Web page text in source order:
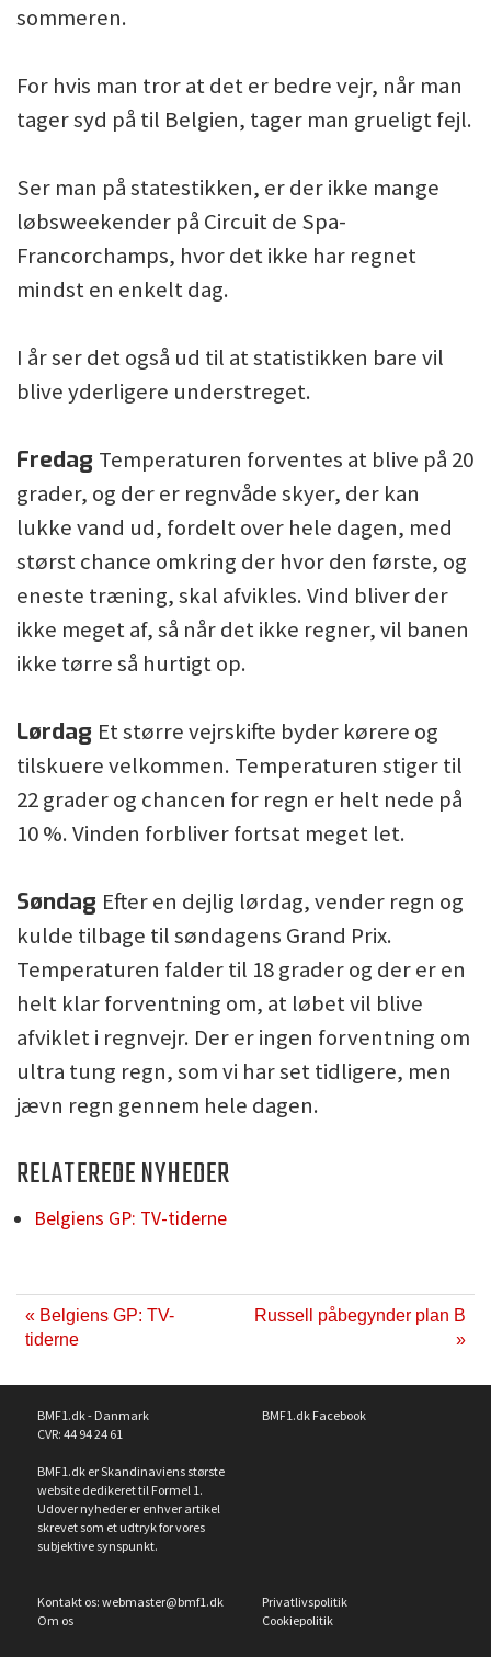
sommeren.
For hvis man tror at det er bedre vejr, når man
tager syd på til Belgien, tager man grueligt fejl.
Ser man på statestikken, er der ikke mange
løbsweekender på Circuit de Spa-
Francorchamps, hvor det ikke har regnet
mindst en enkelt dag.
I år ser det også ud til at statistikken bare vil
blive yderligere understreget.
Fredag Temperaturen forventes at blive på 20
grader, og der er regnvåde skyer, der kan
lukke vand ud, fordelt over hele dagen, med
størst chance omkring der hvor den første, og
eneste træning, skal afvikles. Vind bliver der
ikke meget af, så når det ikke regner, vil banen
ikke tørre så hurtigt op.
Lørdag Et større vejrskifte byder kørere og
tilskuere velkommen. Temperaturen stiger til
22 grader og chancen for regn er helt nede på
10 %. Vinden forbliver fortsat meget let.
Søndag Efter en dejlig lørdag, vender regn og
kulde tilbage til søndagens Grand Prix.
Temperaturen falder til 18 grader og der er en
helt klar forventning om, at løbet vil blive
afviklet i regnvejr. Der er ingen forventning om
ultra tung regn, som vi har set tidligere, men
jævn regn gennem hele dagen.
RELATEREDE NYHEDER
Belgiens GP: TV-tiderne
« Belgiens GP: TV-
tiderne
Russell påbegynder plan B
»
BMF1.dk - Danmark
CVR: 44 94 24 61
BMF1.dk er Skandinaviens største
website dedikeret til Formel 1.
Udover nyheder er enhver artikel
skrevet som et udtryk for vores
subjektive synspunkt.
BMF1.dk Facebook
Kontakt os: webmaster@bmf1.dk
Om os
Privatlivspolitik
Cookiepolitik